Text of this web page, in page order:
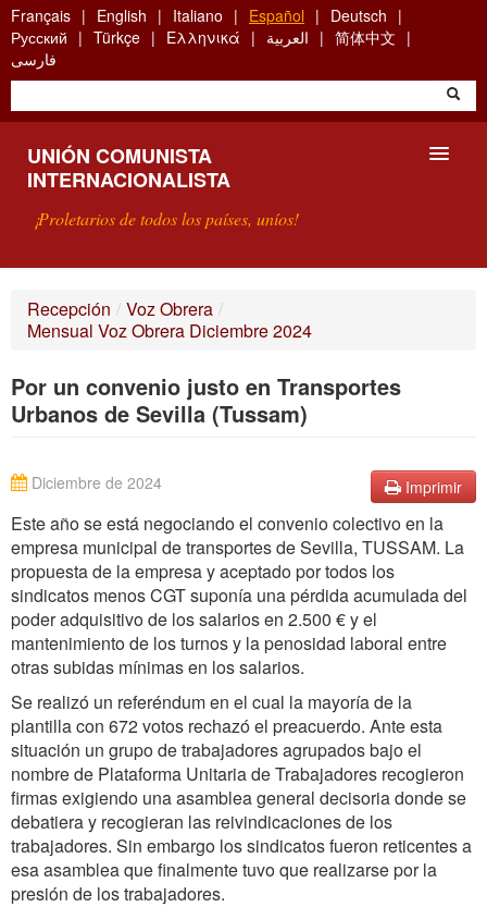
Skip
to
main
content
Français English Italiano Español
Deutsch
Русский
Türkçe Ελληνικά العربية
简体中文
فارسی
UNIÓN COMUNISTA
INTERNACIONALISTA
¡Proletarios de todos los países, uníos!
¿QUÉ ES LA UCI?
BÚSQUEDA
Recepción / Voz Obrera /
Mensual Voz Obrera Diciembre 2024
Por un convenio justo en Transportes
Urbanos de Sevilla (Tussam)
Imprimir
Diciembre de 2024
Este año se está negociando el convenio colectivo en la
empresa municipal de transportes de Sevilla, TUSSAM. La
propuesta de la empresa y aceptado por todos los
sindicatos menos CGT suponía una pérdida acumulada del
poder adquisitivo de los salarios en 2.500 € y el
mantenimiento de los turnos y la penosidad laboral entre
otras subidas mínimas en los salarios.
Se realizó un referéndum en el cual la mayoría de la
plantilla con 672 votos rechazó el preacuerdo. Ante esta
situación un grupo de trabajadores agrupados bajo el
nombre de Plataforma Unitaria de Trabajadores recogieron
firmas exigiendo una asamblea general decisoria donde se
debatiera y recogieran las reivindicaciones de los
trabajadores. Sin embargo los sindicatos fueron reticentes a
esa asamblea que finalmente tuvo que realizarse por la
presión de los trabajadores.